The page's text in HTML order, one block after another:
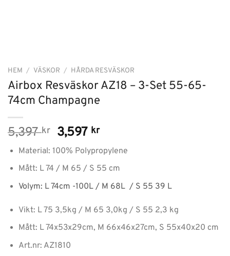
HEM / VÄSKOR / HÅRDA RESVÄSKOR
Airbox Resväskor AZ18 – 3-Set 55-65-
74cm Champagne
5,397kr
Det
ursprungliga
priset
var:
5,397 kr.
3,597 krDet
nuvarande
priset
är:
3,597 kr.
Material: 100% Polypropylene
Mått: L 74 / M 65 / S 55 cm
Volym: L 74cm -100L / M 68L / S 55 39 L
Vikt: L 75 3,5kg / M 65 3,0kg / S 55 2,3 kg
Mått: L 74x53x29cm, M 66x46x27cm, S 55x40x20 cm
Art.nr: AZ1810